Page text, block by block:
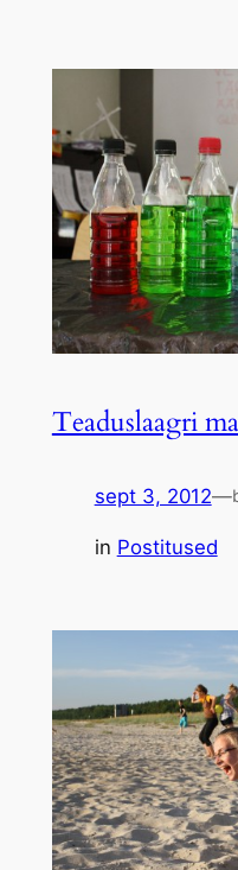
Teaduslaagri
sept 3, 2012—
in Postitused